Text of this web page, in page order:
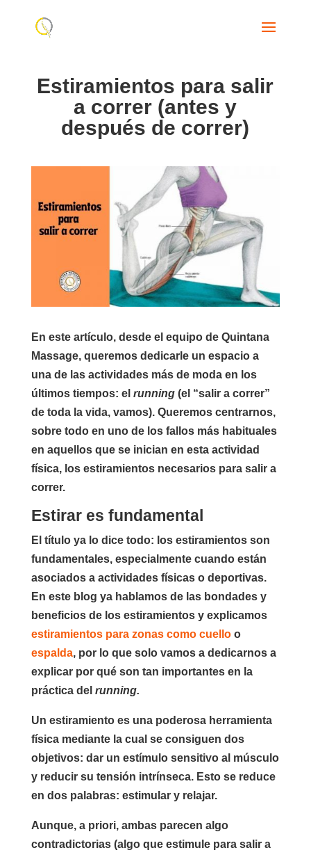
Estiramientos para salir
a correr (antes y
después de correr)
En este artículo, desde el equipo de Quintana
Massage, queremos dedicarle un espacio a
una de las actividades más de moda en los
últimos tiempos: el running(el “salir a correr”
de toda la vida, vamos). Queremos centrarnos,
sobre todo en uno de los fallos más habituales
en aquellos que se inician en esta actividad
física, los estiramientos necesarios para salir a
correr.
Estirar es fundamental
El título ya lo dice todo: los estiramientos son
fundamentales, especialmente cuando están
asociados a actividades físicas o deportivas.
En este blog ya hablamos de las bondades y
beneficios de los estiramientos y explicamos
estiramientos para zonas como cuelloo
espalda, por lo que solo vamos a dedicarnos a
explicar por qué son tan importantes en la
práctica del running.
Un estiramiento es una poderosa herramienta
física mediante la cual se consiguen dos
objetivos: dar un estímulo sensitivo al músculo
y reducir su tensión intrínseca. Esto se reduce
en dos palabras: estimular y relajar.
Aunque, a priori, ambas parecen algo
contradictorias (algo que estimule para salir a